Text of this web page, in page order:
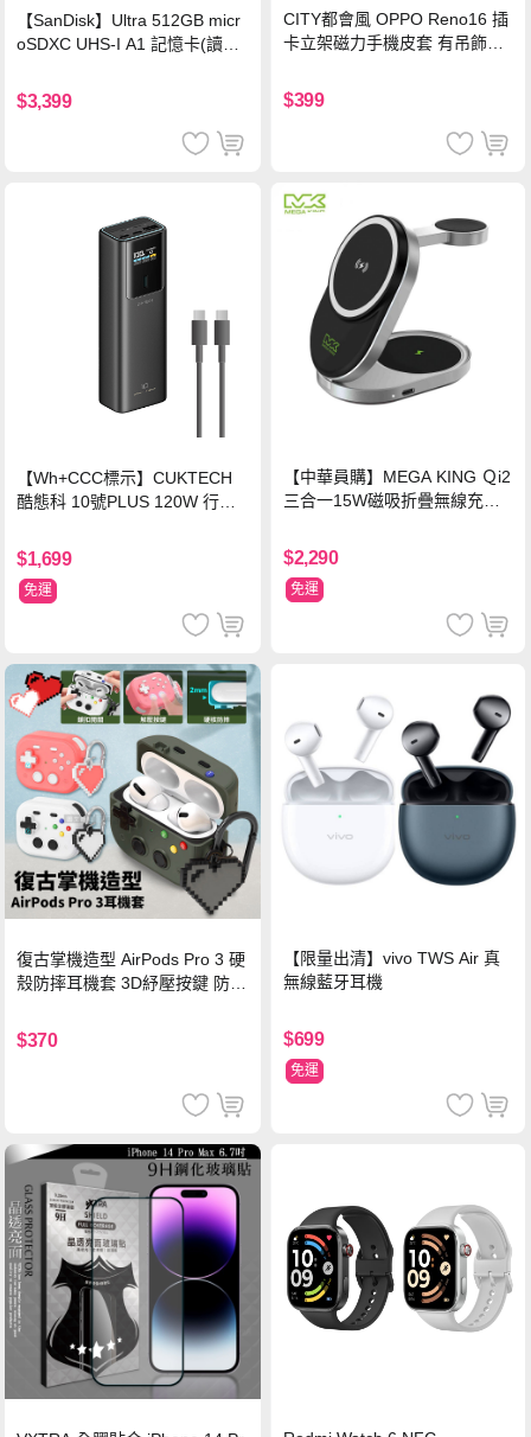
【SanDisk】Ultra 512GB micr
oSDXC UHS-I A1 記憶卡(讀取
$3,399
CITY都會風 OPPO Reno16 插
卡立架磁力手機皮套 有吊飾孔
$399
【Wh+CCC標示】CUKTECH
酷態科 10號PLUS 120W 行動
色
$1,699
免運
【中華員購】MEGA KING Ｑi2
三合一15W磁吸折疊無線充電
$2,290
免運
復古掌機造型 AirPods Pro 3 硬
殼防摔耳機套 3D紓壓按鍵 防開
$370
【限量出清】vivo TWS Air 真
無線藍牙耳機
$699
免運